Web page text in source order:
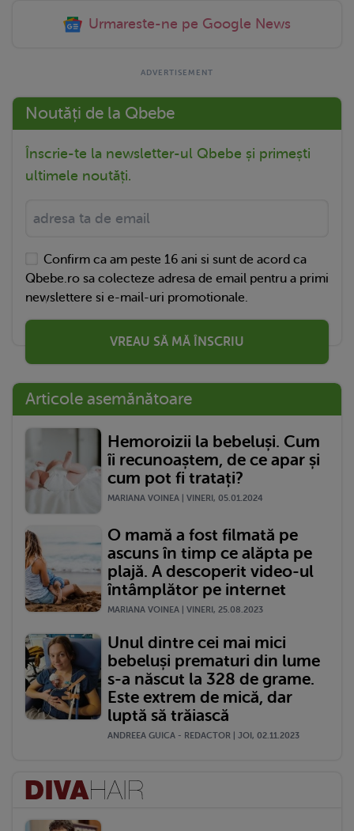
Urmareste-ne pe Google News
Noutăți de la Qbebe
Înscrie-te la newsletter-ul Qbebe și primești
ultimele noutăți.
Confirm ca am peste 16 ani si sunt de acord ca
Qbebe.ro sa colecteze adresa de email pentru a primi
newslettere si e-mail-uri promotionale.
VREAU SĂ MĂ ÎNSCRIU
Articole asemănătoare
Hemoroizii la bebeluși. Cum
îi recunoaștem, de ce apar și
cum pot fi tratați?
MARIANA VOINEA | VINERI, 05.01.2024
O mamă a fost filmată pe
ascuns în timp ce alăpta pe
plajă. A descoperit video-ul
întâmplător pe internet
MARIANA VOINEA | VINERI, 25.08.2023
Unul dintre cei mai mici
bebeluși prematuri din lume
s-a născut la 328 de grame.
Este extrem de mică, dar
luptă să trăiască
ANDREEA GUICA - REDACTOR | JOI, 02.11.2023